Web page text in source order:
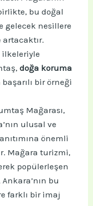
bu doğal
gelecek nesillere
artacaktır.
doğa koruma
başarılı bir örneği
Mağarası,
ulusal ve
önemli
Mağara turizmi,
popülerleşen
bu
farklı bir imaj